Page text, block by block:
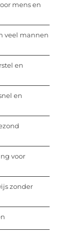
mens en
veel mannen
en
en
voor
zonder